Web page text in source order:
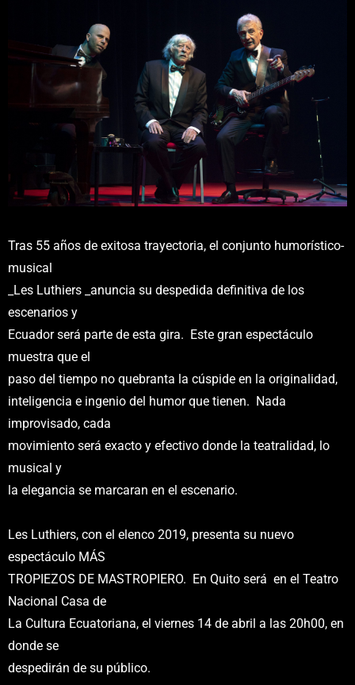
Tras 55 años de exitosa trayectoria, el conjunto humorístico-
musical
_Les Luthiers _anuncia su despedida definitiva de los
escenarios y
Ecuador será parte de esta gira. Este gran espectáculo
muestra que el
paso del tiempo no quebranta la cúspide en la originalidad,
inteligencia e ingenio del humor que tienen. Nada
improvisado, cada
movimiento será exacto y efectivo donde la teatralidad, lo
musical y
la elegancia se marcaran en el escenario.
Les Luthiers, con el elenco 2019, presenta su nuevo
espectáculo MÁS
TROPIEZOS DE MASTROPIERO. En Quito será en el Teatro
Nacional Casa de
La Cultura Ecuatoriana, el viernes 14 de abril a las 20h00, en
donde se
despedirán de su público.